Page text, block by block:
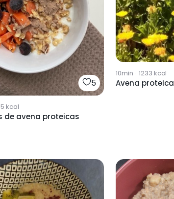
5
kcal
de avena proteicas
10min · 1233 kcal
Avena proteica